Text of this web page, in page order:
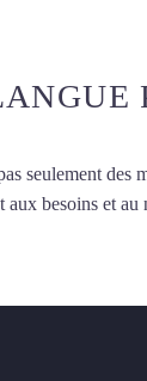
seulement
aux besoins et